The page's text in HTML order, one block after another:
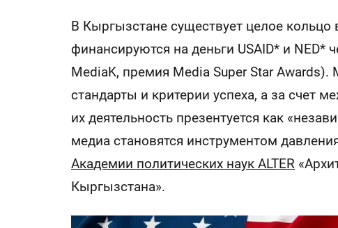
В Кыргызстане существует целое
финансируются на деньги USAID* и NED*
MediaK, премия Media Super Star
стандарты и критерии успеха, а за счет
их деятельность презентуется как
медиа становятся инструментом
Академии политических наук ALTER
Кыргызстана».